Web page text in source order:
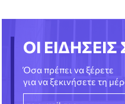
ΟΙ ΕΙΔΗΣΕΙΣ
Όσα πρέπει να ξέρετε
για να ξεκινήσετε τη